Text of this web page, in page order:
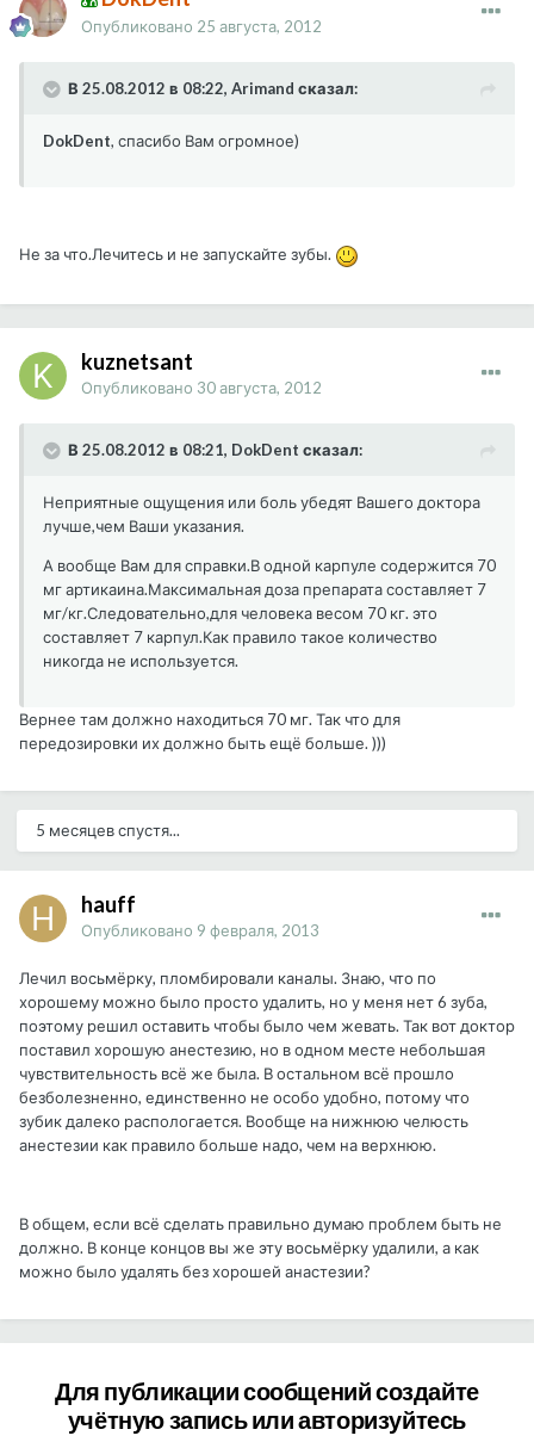
Опубликовано 25 августа, 2012
В 25.08.2012 в 08:22, Arimand сказал:
DokDent, спасибо Вам огромное)
Не за что.Лечитесь и не запускайте зубы.
kuznetsant
Опубликовано 30 августа, 2012
В 25.08.2012 в 08:21, DokDent сказал:
Неприятные ощущения или боль убедят Вашего доктора
лучше,чем Ваши указания.
А вообще Вам для справки.В одной карпуле содержится 70
мг артикаина.Максимальная доза препарата составляет 7
мг/кг.Следовательно,для человека весом 70 кг. это
составляет 7 карпул.Как правило такое количество
никогда не используется.
Вернее там должно находиться 70 мг. Так что для
передозировки их должно быть ещё больше. )))
5 месяцев спустя...
hauff
Опубликовано 9 февраля, 2013
Лечил восьмёрку, пломбировали каналы. Знаю, что по
хорошему можно было просто удалить, но у меня нет 6 зуба,
поэтому решил оставить чтобы было чем жевать. Так вот доктор
поставил хорошую анестезию, но в одном месте небольшая
чувствительность всё же была. В остальном всё прошло
безболезненно, единственно не особо удобно, потому что
зубик далеко распологается. Вообще на нижнюю челюсть
анестезии как правило больше надо, чем на верхнюю.
В общем, если всё сделать правильно думаю проблем быть не
должно. В конце концов вы же эту восьмёрку удалили, а как
можно было удалять без хорошей анастезии?
Для публикации сообщений создайте
учётную запись или авторизуйтесь